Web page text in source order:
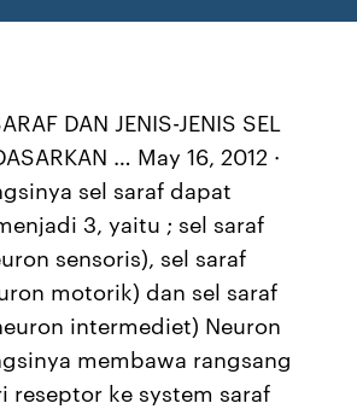
DAN JENIS-JENIS SEL
… May 16, 2012 ·
sel saraf dapat
3, yaitu ; sel saraf
sensoris), sel saraf
motorik) dan sel saraf
intermediet) Neuron
membawa rangsang
reseptor ke system saraf